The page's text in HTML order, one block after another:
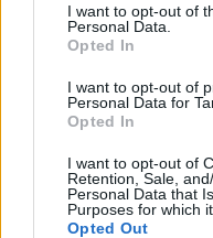
I want to opt-out of
Personal Data.
Opted In
I want to opt-out of
Personal Data for
Opted In
I want to opt-out of
Retention, Sale,
Personal Data that
Purposes for which
Opted Out
MÁR ELŐFIZETŐNK